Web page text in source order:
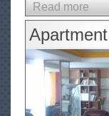
s
I
t
a
l
i
Read more
b
o
u
t
D
u